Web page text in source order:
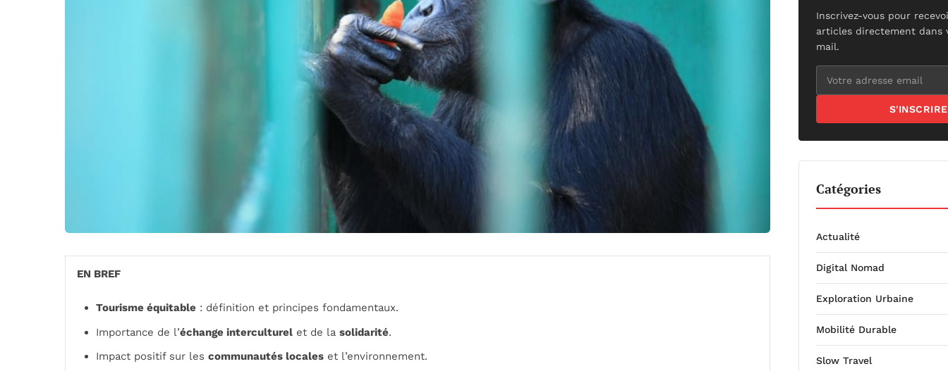
EN BREF
Tourisme équitable : définition et principes fondamentaux.
Importance de l’échange interculturel et de la solidarité.
Impact positif sur les communautés locales et l’environnement.
Inscrivez-vous pour
articles directement dans
mail.
S'INSCRIRE
Catégories
Actualité
Digital Nomad
Exploration Urbaine
Mobilité Durable
Slow Travel